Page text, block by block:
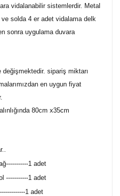
vidalanabilir sistemlerdir. Metal
ve solda 4 er adet vidalama delk
sonra uygulama duvara
değişmektedir. sipariş miktarı
en uygun fiyat
80cm x35cm
1 adet
-----------1 adet
1 adet